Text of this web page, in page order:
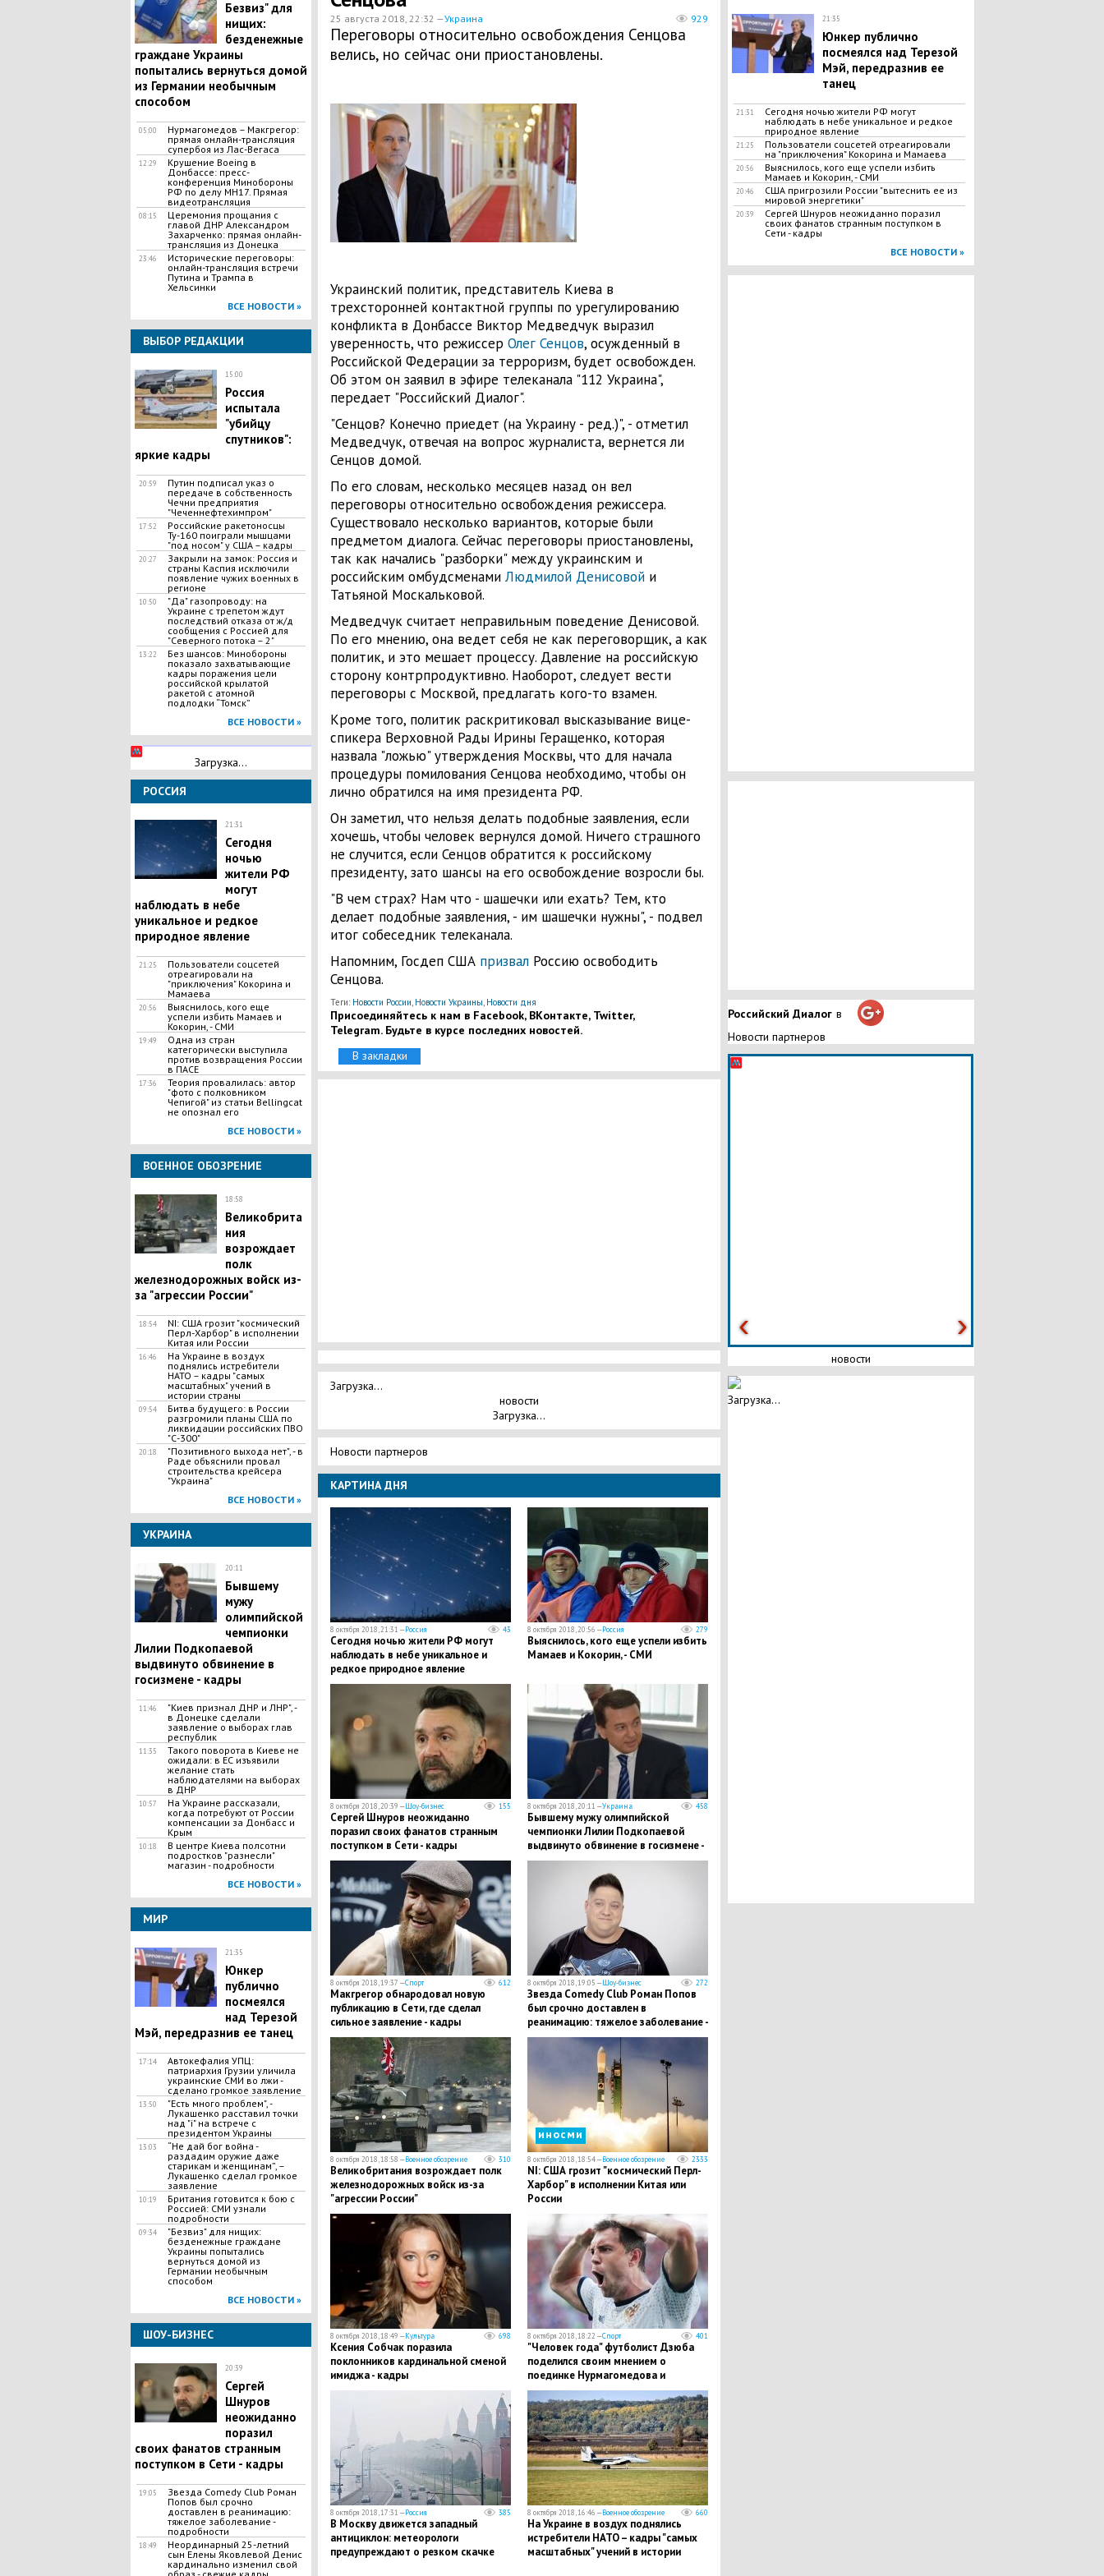
Безвиз" для
нищих:
безденежные
граждане Украины
попытались вернуться домой
из Германии необычным
способом
05:00
Нурмагомедов – Макгрегор:
прямая онлайн-трансляция
супербоя из Лас-Вегаса
12:29
Крушение Boeing в
Донбассе: пресс-
конференция Минобороны
РФ по делу МН17. Прямая
видеотрансляция
08:15
Церемония прощания с
главой ДНР Александром
Захарченко: прямая онлайн-
трансляция из Донецка
23:46
Исторические переговоры:
онлайн-трансляция встречи
Путина и Трампа в
Хельсинки
ВСЕ НОВОСТИ »
ВЫБОР РЕДАКЦИИ
15:00
Россия
испытала
"убийцу
спутников":
яркие кадры
20:59
Путин подписал указ о
передаче в собственность
Чечни предприятия
"Чеченнефтехимпром"
17:52
Российские ракетоносцы
Ту-160 поиграли мышцами
"под носом" у США – кадры
20:27
Закрыли на замок: Россия и
страны Каспия исключили
появление чужих военных в
регионе
10:50
"Да" газопроводу: на
Украине с трепетом ждут
последствий отказа от ж/д
сообщения с Россией для
"Северного потока – 2"
13:22
Без шансов: Минобороны
показало захватывающие
кадры поражения цели
российской крылатой
ракетой с атомной
подлодки “Томск”
ВСЕ НОВОСТИ »
Загрузка...
РОССИЯ
21:31
​Сегодня
ночью
жители РФ
могут
наблюдать в небе
уникальное и редкое
природное явление
21:25
Пользователи соцсетей
отреагировали на
"приключения" Кокорина и
Мамаева
20:56
Выяснилось, кого еще
успели избить Мамаев и
Кокорин, - СМИ
19:49
Одна из стран
категорически выступила
против возвращения России
в ПАСЕ
17:36
Теория провалилась: автор
"фото с полковником
Чепигой" из статьи Bellingcat
не опознал его
ВСЕ НОВОСТИ »
ВОЕННОЕ ОБОЗРЕНИЕ
18:58
Великобрита
ния
возрождает
полк
железнодорожных войск из-
за "агрессии России"
18:54
NI: США грозит "космический
Перл-Харбор" в исполнении
Китая или России
16:46
На Украине в воздух
поднялись истребители
НАТО – кадры "самых
масштабных" учений в
истории страны
09:54
Битва будущего: в России
разгромили планы США по
ликвидации российских ПВО
"С-300"
20:18
"Позитивного выхода нет", - в
Раде объяснили провал
строительства крейсера
"Украина"
ВСЕ НОВОСТИ »
УКРАИНА
20:11
​Бывшему
мужу
олимпийской
чемпионки
Лилии Подкопаевой
выдвинуто обвинение в
госизмене - кадры
11:46
"Киев признал ДНР и ЛНР", -
в Донецке сделали
заявление о выборах глав
республик
11:35
Такого поворота в Киеве не
ожидали: в ЕС изъявили
желание стать
наблюдателями на выборах
в ДНР
10:57
На Украине рассказали,
когда потребуют от России
компенсации за Донбасс и
Крым
10:18
В центре Киева полсотни
подростков "разнесли"
магазин - подробности
ВСЕ НОВОСТИ »
МИР
21:35
Юнкер
публично
посмеялся
над Терезой
Мэй, передразнив ее танец
17:14
Автокефалия УПЦ:
патриархия Грузии уличила
украинские СМИ во лжи -
сделано громкое заявление
13:50
"Есть много проблем", -
Лукашенко расставил точки
над "і" на встрече с
президентом Украины
13:03
“Не дай бог война -
раздадим оружие даже
старикам и женщинам”, –
Лукашенко сделал громкое
заявление
10:19
Британия готовится к бою с
Россией: СМИ узнали
подробности
09:34
"Безвиз" для нищих:
безденежные граждане
Украины попытались
вернуться домой из
Германии необычным
способом
ВСЕ НОВОСТИ »
ШОУ-БИЗНЕС
20:39
Сергей
Шнуров
неожиданно
поразил
своих фанатов странным
поступком в Сети - кадры
19:05
Звезда Comedy Club Роман
Попов был срочно
доставлен в реанимацию:
тяжелое заболевание -
подробности
18:49
Неординарный 25-летний
сын Елены Яковлевой Денис
кардинально изменил свой
25 августа 2018, 22:32 —Украина 929
Переговоры относительно освобождения Сенцова
велись, но сейчас они приостановлены.
Украинский политик, представитель Киева в
трехсторонней контактной группы по урегулированию
конфликта в Донбассе Виктор Медведчук выразил
уверенность, что режиссер Олег Сенцов, осужденный в
Российской Федерации за терроризм, будет освобожден.
Об этом он заявил в эфире телеканала "112 Украина",
передает "Российский Диалог".
"Сенцов? Конечно приедет (на Украину - ред.)", - отметил
Медведчук, отвечая на вопрос журналиста, вернется ли
Сенцов домой.
По его словам, несколько месяцев назад он вел
переговоры относительно освобождения режиссера.
Существовало несколько вариантов, которые были
предметом диалога. Сейчас переговоры приостановлены,
так как начались "разборки" между украинским и
российским омбудсменами Людмилой Денисовойи
Татьяной Москальковой.
Медведчук считает неправильным поведение Денисовой.
По его мнению, она ведет себя не как переговорщик, а как
политик, и это мешает процессу. Давление на российскую
сторону контрпродуктивно. Наоборот, следует вести
переговоры с Москвой, предлагать кого-то взамен.
Кроме того, политик раскритиковал высказывание вице-
спикера Верховной Рады Ирины Геращенко, которая
назвала "ложью" утверждения Москвы, что для начала
процедуры помилования Сенцова необходимо, чтобы он
лично обратился на имя президента РФ.
Он заметил, что нельзя делать подобные заявления, если
хочешь, чтобы человек вернулся домой. Ничего страшного
не случится, если Сенцов обратится к российскому
президенту, зато шансы на его освобождение возросли бы.
"В чем страх? Нам что - шашечки или ехать? Тем, кто
делает подобные заявления, - им шашечки нужны", - подвел
итог собеседник телеканала.
Напомним, Госдеп США призвалРоссию освободить
Сенцова.
Теги: Новости России, Новости Украины, Новости дня
Присоединяйтесь к нам в Facebook, ВКонтакте, Twitter,
Telegram. Будьте в курсе последних новостей.
В закладки
Загрузка...
новости
Загрузка...
Новости партнеров
КАРТИНА ДНЯ
8 октября 2018, 21:31 —Россия 43
​Сегодня ночью жители РФ могут
наблюдать в небе уникальное и
редкое природное явление
8 октября 2018, 20:56 —Россия 279
Выяснилось, кого еще успели избить
Мамаев и Кокорин, - СМИ
8 октября 2018, 20:39 —Шоу-бизнес 155
Сергей Шнуров неожиданно
поразил своих фанатов странным
поступком в Сети - кадры
8 октября 2018, 20:11 —Украина 458
​Бывшему мужу олимпийской
чемпионки Лилии Подкопаевой
выдвинуто обвинение в госизмене -
кадры
8 октября 2018, 19:37 —Спорт 612
​Макгрегор обнародовал новую
публикацию в Сети, где сделал
сильное заявление - кадры
8 октября 2018, 19:05 —Шоу-бизнес 272
Звезда Comedy Club Роман Попов
был срочно доставлен в
реанимацию: тяжелое заболевание -
подробности
8 октября 2018, 18:58 —Военное обозрение 310
Великобритания возрождает полк
железнодорожных войск из-за
"агрессии России"
иносми
8 октября 2018, 18:54 —Военное обозрение 2333
NI: США грозит "космический Перл-
Харбор" в исполнении Китая или
России
8 октября 2018, 18:49 —Культура 698
​Ксения Собчак поразила
поклонников кардинальной сменой
имиджа - кадры
8 октября 2018, 18:22 —Спорт 401
"Человек года" футболист Дзюба
поделился своим мнением о
поединке Нурмагомедова и
Макгрегора
8 октября 2018, 17:31 —Россия 385
​В Москву движется западный
антициклон: метеорологи
предупреждают о резком скачке
8 октября 2018, 16:46 —Военное обозрение 660
На Украине в воздух поднялись
истребители НАТО – кадры "самых
масштабных" учений в истории
21:35
Юнкер публично
посмеялся над Терезой
Мэй, передразнив ее
танец
21:31
​Сегодня ночью жители РФ могут
наблюдать в небе уникальное и редкое
природное явление
21:25
Пользователи соцсетей отреагировали
на "приключения" Кокорина и Мамаева
20:56
Выяснилось, кого еще успели избить
Мамаев и Кокорин, - СМИ
20:46
США пригрозили России "вытеснить ее из
мировой энергетики"
20:39
Сергей Шнуров неожиданно поразил
своих фанатов странным поступком в
Сети - кадры
ВСЕ НОВОСТИ »
Российский Диалог в
Новости партнеров
новости
Загрузка...